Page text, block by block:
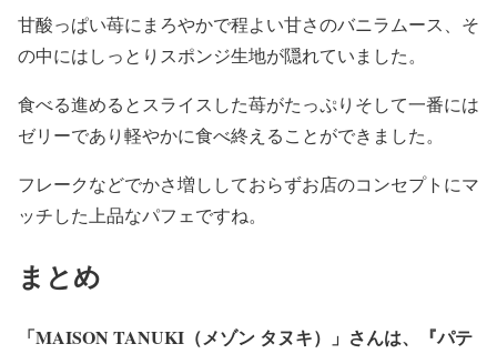
甘酸っぱい苺にまろやかで程よい甘さのバニラムース、そ
の中にはしっとりスポンジ生地が隠れていました。
食べる進めるとスライスした苺がたっぷりそして一番には
ゼリーであり軽やかに食べ終えることができました。
フレークなどでかさ増ししておらずお店のコンセプトにマ
ッチした上品なパフェですね。
まとめ
「MAISON TANUKI（メゾン タヌキ）」さんは、『パテ